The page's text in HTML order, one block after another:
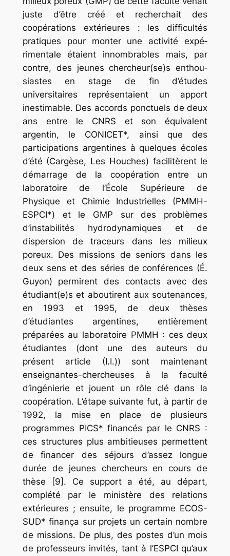
juste d’être créé et recherchait des
coopérations extérieures : les difficultés
pratiques pour monter une activité expé­
rimentale étaient innombrables mais, par
contre, des jeunes chercheur(se)s enthou­
siastes en stage de fin d’études
universitaires représentaient un apport
inestimable. Des accords ponctuels de deux
ans entre le CNRS et son équivalent
argentin, le CONICET*, ainsi que des
participations argentines à quelques écoles
d’été (Cargèse, Les Houches) facilitèrent le
démarrage de la coopération entre un
laboratoire de l’École Supérieure de
Physique et Chimie Industrielles (PMMH-
ESPCI*) et le GMP sur des problèmes
d’instabilités hydrody­namiques et de
dispersion de traceurs dans les milieux
poreux. Des missions de seniors dans les
deux sens et des séries de conférences (É.
Guyon) permirent des contacts avec des
étudiant(e)s et aboutirent aux soutenances,
en 1993 et 1995, de deux thèses
d’étudiantes argentines, entièrement
préparées au laboratoire PMMH : ces deux
étudiantes (dont une des auteurs du
présent article (I.I.)) sont maintenant
enseignantes-chercheuses à la faculté
d’ingénierie et jouent un rôle clé dans la
coopération. L’étape suivante fut, à partir de
1992, la mise en place de plusieurs
programmes PICS* financés par le CNRS :
ces struc­tures plus ambitieuses permettent
de financer des séjours d’assez longue
durée de jeunes chercheurs en cours de
thèse [9]. Ce support a été, au départ,
complété par le ministère des relations
extérieures ; ensuite, le programme ECOS-
SUD* finança sur projets un certain nombre
de missions. De plus, des postes d’un mois
de professeurs invités, tant à l’ESPCI qu’aux